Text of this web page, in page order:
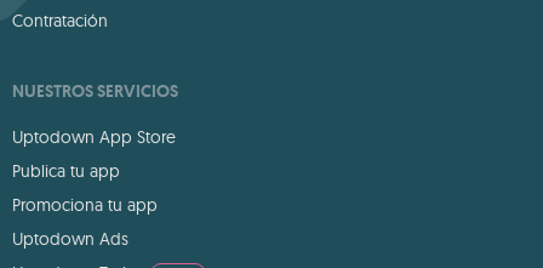
Contratación
NUESTROS SERVICIOS
Uptodown App Store
Publica tu app
Promociona tu app
Uptodown Ads